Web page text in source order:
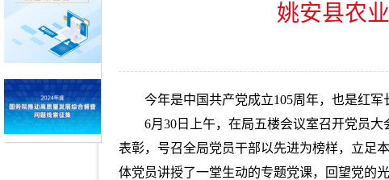
姚安县农
今年是中国共产党成立105周年，也是红
6月30日上午，在局五楼会议室召开党员
表彰，号召全局党员干部以先进为榜样，立足
体党员讲授了一堂生动的专题党课，回望党的